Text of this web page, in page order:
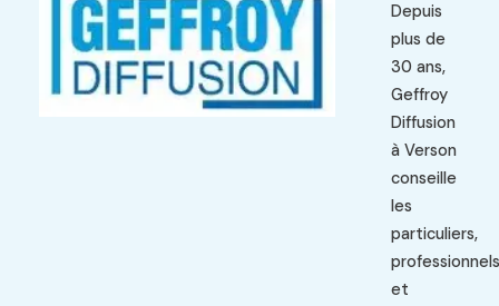
Depuis
plus de
30 ans,
Geffroy
Diffusion
à Verson
conseille
les
particuliers,
professionnels
et